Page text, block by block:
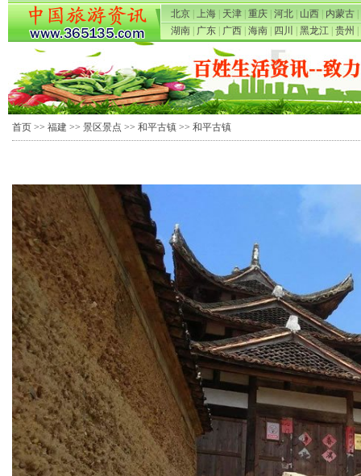
北京 上海 天津 重庆 河北 山西 内蒙古
湖南
广东 广西 海南 四川 黑龙江 贵州
首页 >> 福建 >> 景区景点 >> 和平古镇 >> 和平古镇